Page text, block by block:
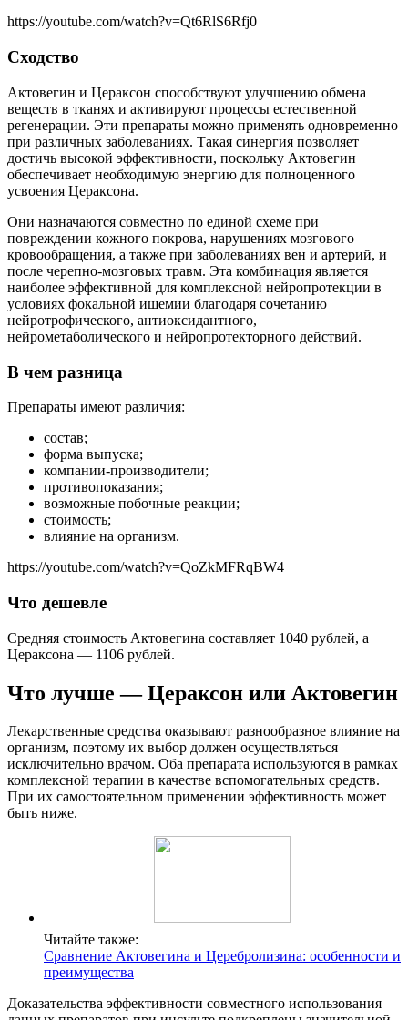
https://youtube.com/watch?v=Qt6RlS6Rfj0
Сходство
Актовегин и Цераксон способствуют улучшению обмена
веществ в тканях и активируют процессы естественной
регенерации. Эти препараты можно применять одновременно
при различных заболеваниях. Такая синергия позволяет
достичь высокой эффективности, поскольку Актовегин
обеспечивает необходимую энергию для полноценного
усвоения Цераксона.
Они назначаются совместно по единой схеме при
повреждении кожного покрова, нарушениях мозгового
кровообращения, а также при заболеваниях вен и артерий, и
после черепно-мозговых травм. Эта комбинация является
наиболее эффективной для комплексной нейропротекции в
условиях фокальной ишемии благодаря сочетанию
нейротрофического, антиоксидантного,
нейрометаболического и нейропротекторного действий.
В чем разница
Препараты имеют различия:
состав;
форма выпуска;
компании-производители;
противопоказания;
возможные побочные реакции;
стоимость;
влияние на организм.
https://youtube.com/watch?v=QoZkMFRqBW4
Что дешевле
Средняя стоимость Актовегина составляет 1040 рублей, а
Цераксона — 1106 рублей.
Что лучше — Цераксон или Актовегин
Лекарственные средства оказывают разнообразное влияние на
организм, поэтому их выбор должен осуществляться
исключительно врачом. Оба препарата используются в рамках
комплексной терапии в качестве вспомогательных средств.
При их самостоятельном применении эффективность может
быть ниже.
Читайте также:
Сравнение Актовегина и Церебролизина: особенности и
преимущества
Доказательства эффективности совместного использования